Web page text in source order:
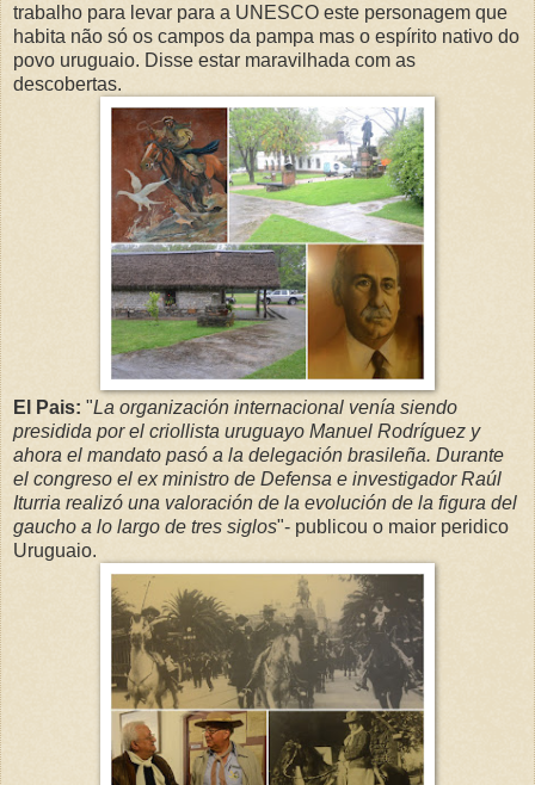
trabalho para levar para a UNESCO este personagem que
habita não só os campos da pampa mas o espírito nativo do
povo uruguaio. Disse estar maravilhada com as
descobertas.
El Pais: "La organización internacional venía siendo
presidida por el criollista uruguayo Manuel Rodríguez y
ahora el mandato pasó a la delegación brasileña. Durante
el congreso el ex ministro de Defensa e investigador Raúl
Iturria realizó una valoración de la evolución de la figura del
gaucho a lo largo de tres siglos"- publicou o maior peridico
Uruguaio.